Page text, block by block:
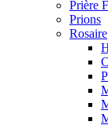
Prière
Prions
Rosaire